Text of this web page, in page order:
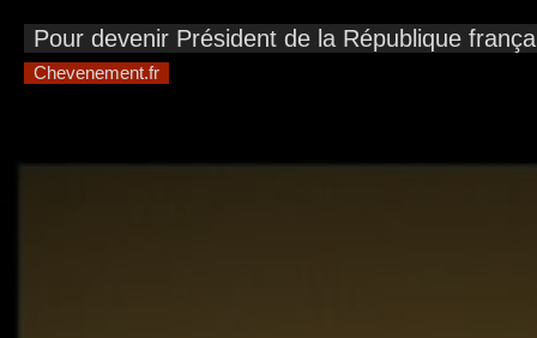
modal
window.
Pour devenir Président de la République
Chevenement.fr